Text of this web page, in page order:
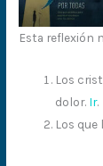
Esta reflexión
Los
dolor. Ir.
Los